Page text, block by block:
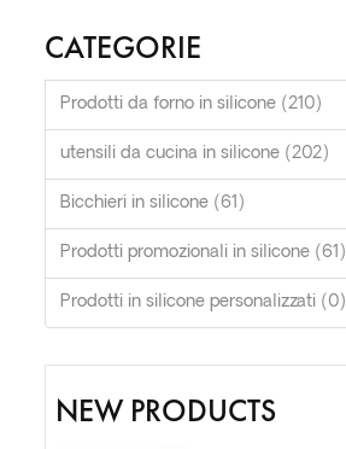
CATEGORIE
Prodotti da forno in silicone (210)
utensili da cucina in silicone (202)
Bicchieri in silicone (61)
Prodotti promozionali in silicone (61)
Prodotti in silicone personalizzati (0)
NEW PRODUCTS